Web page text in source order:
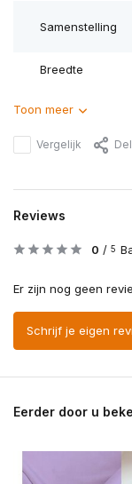
Samenstelling
Breedte
Toon meer
Vergelijk
Reviews
0 / 5
Er zijn nog geen
Schrijf je eigen
Eerder door u